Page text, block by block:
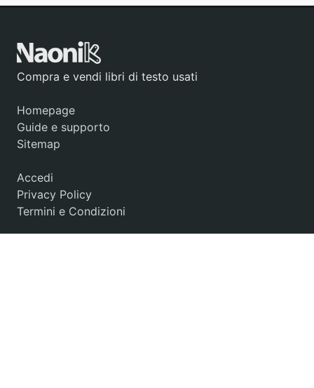
Compra e vendi libri di testo usati
Homepage
Guide e supporto
Sitemap
Accedi
Privacy Policy
Termini e Condizioni